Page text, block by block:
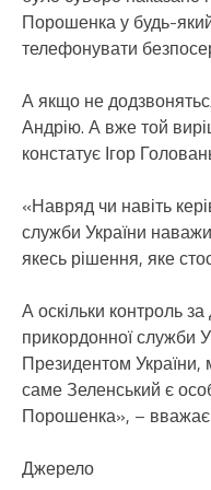
Порошенка у будь-
телефонувати
А якщо не
Андрію. А вже той
констатує Ігор
«Навряд чи навіть
служби України
якесь рішення, яке
А оскільки контроль
прикордонної служби
Президентом
саме Зеленський є
Порошенка», – вважає
Джерело